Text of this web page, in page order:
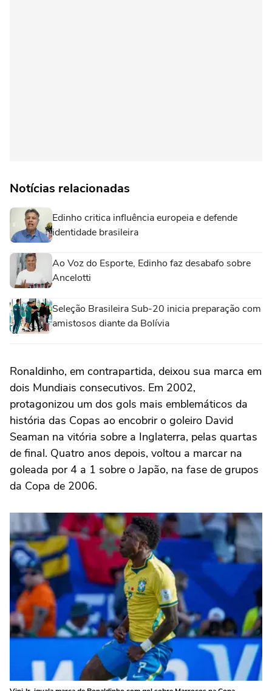
Notícias relacionadas
Edinho critica influência europeia e defende
identidade brasileira
Ao Voz do Esporte, Edinho faz desabafo sobre
Ancelotti
Seleção Brasileira Sub-20 inicia preparação com
amistosos diante da Bolívia
Ronaldinho, em contrapartida, deixou sua marca em
dois Mundiais consecutivos. Em 2002,
protagonizou um dos gols mais emblemáticos da
história das Copas ao encobrir o goleiro David
Seaman na vitória sobre a Inglaterra, pelas quartas
de final. Quatro anos depois, voltou a marcar na
goleada por 4 a 1 sobre o Japão, na fase de grupos
da Copa de 2006.